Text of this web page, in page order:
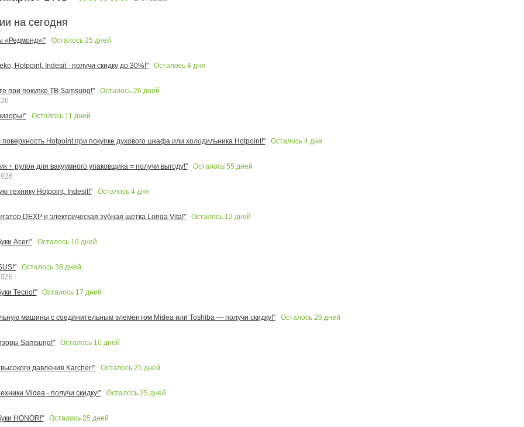
на сегодня
«Редмонд»!" Осталось 25 дней
Hotpoint, Indesit - получи скидку до 30%!" Осталось 4дня
при покупке ТВ Samsung!" Осталось 26 дней
Осталось 11 дней
Hotpoint при покупке духового шкафа или холодильника Hotpoint!" Осталось 4дня
+ рулон для вакуумного упаковщика = получи выгоду!" Осталось 55 дней
технику Hotpoint, Indesit!"
Осталось 4дня
DEXP и электрическая зубная щетка Longa Vita!" Осталось 12 дней
Acer!" Осталось 10дней
Осталось 38дней
Tecno!"
Осталось 17 дней
машины с соединительным элементом Midea или Toshiba — получи скидку!" Осталось 25 дней
Samsung!" Осталось 10дней
давления Karcher!" Осталось 25 дней
Midea - получи скидку!" Осталось 25 дней
HONOR!" Осталось 25 дней